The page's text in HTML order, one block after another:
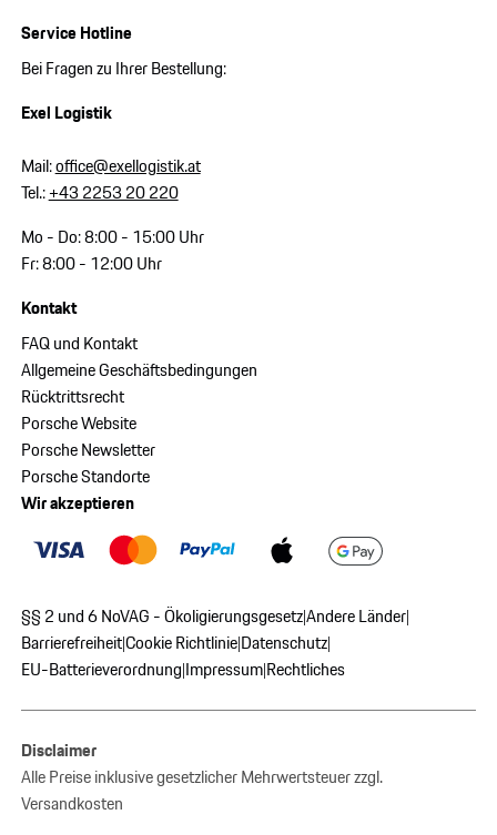
Service Hotline
Bei Fragen zu Ihrer Bestellung:
Exel Logistik
Mail:office@exellogistik.at
Tel.:+43 2253 20 220
Mo - Do: 8:00 - 15:00 Uhr
Fr: 8:00 - 12:00 Uhr
Kontakt
FAQ und Kontakt
Allgemeine Geschäftsbedingungen
Rücktrittsrecht
Porsche Website
Porsche Newsletter
Porsche Standorte
Wir akzeptieren
§§ 2 und 6 NoVAG - Ökoligierungsgesetz|Andere Länder|
Barrierefreiheit|Cookie Richtlinie|Datenschutz|
EU-Batterieverordnung|Impressum|Rechtliches
Disclaimer
Alle Preise inklusive gesetzlicher Mehrwertsteuer zzgl.
Versandkosten